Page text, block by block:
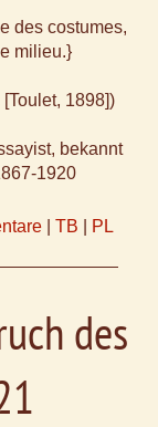
des costumes,
milieu.}
1898])
bekannt
1920
TB PL
des